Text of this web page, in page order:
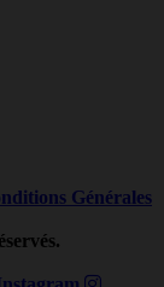
Générales